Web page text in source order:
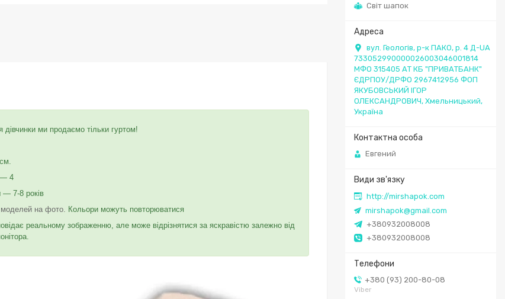
Світ шапок
вул. Геологів, р-к ПАКО, р. 4 Д-UA
733052990000026003046001814
МФО 315405 АТ КБ "ПРИВАТБАНК"
ЄДРПОУ/ДРФО 2967412956 ФОП
ЯКУБОВСЬКИЙ ІГОР
ОЛЕКСАНДРОВИЧ, Хмельницький,
Україна
Евгений
http://mirshapok.com
mirshapok@gmail.com
+380932008008
+380932008008
+380 (93) 200-80-08
Viber
дівчинки ми продаємо тільки гуртом!
— 4
— 7-8 років
моделей на фото. Кольори можуть повторюватися
реальному зображенню, але може відрізнятися за яскравістю залежно від